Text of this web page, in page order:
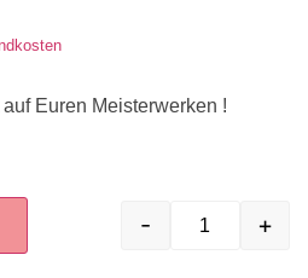
Euren Meisterwerken !
- +